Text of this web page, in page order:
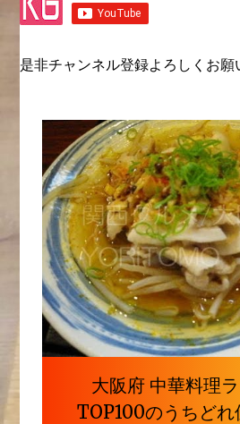
是非チャンネル登録よろしくお願
大阪府 中華料理
TOP100のうちどれ